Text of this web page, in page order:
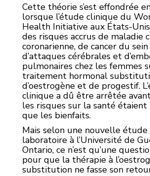
Cette théorie s’est effondrée
lorsque l’étude clinique du
Health Initiative aux États-
des risques accrus de maladie
coronarienne, de cancer du sein
d’attaques cérébrales et
pulmonaires chez les femmes
traitement hormonal
d’oestrogène et de progestif.
clinique a dû être arrêtée
les risques sur la santé
que les bienfaits.
Mais selon une nouvelle
laboratoire à l’Université de
Ontario, ce n’est qu’une
pour que la thérapie à
substitution ne fasse son